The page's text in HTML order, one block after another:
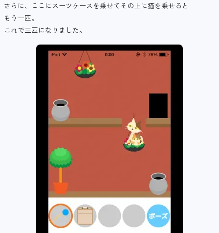
さらに、ここにスーツケースを乗せてその上に猫を乗せると
もう一匹。
これで三匹になりました。